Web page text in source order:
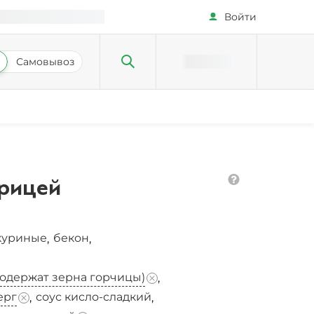
Войти
Самовывоз
, бекон,
зерна горчицы)
,
, соус кисло-сладкий,